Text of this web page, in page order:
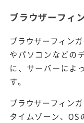
ブラウザーフィ
ブラウザーフィン
やパソコンなどの
に、サーバーによ
す。
ブラウザーフィン
タイムゾーン、OS